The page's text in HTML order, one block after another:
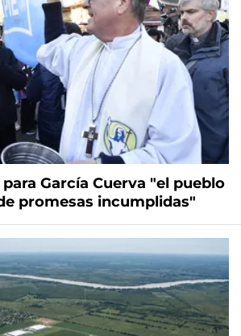
García Cuerva "el pueblo
promesas incumplidas"